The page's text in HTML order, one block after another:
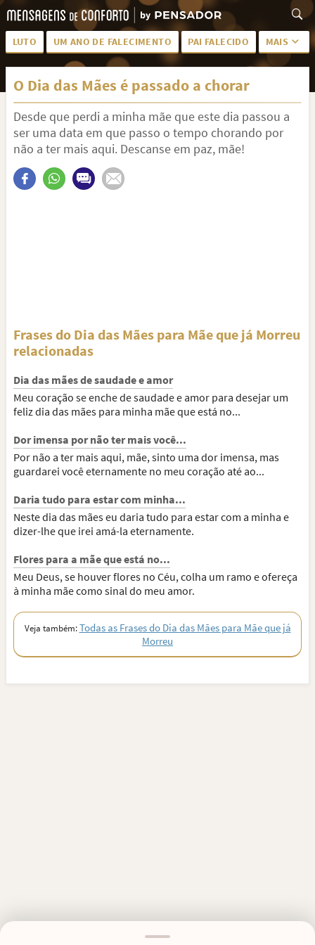
LUTO UM ANO DE FALECIMENTO PAI FALECIDO MAIS
LUTO PARA AMIGA PALAVRAS
PÊSAMES PARA AMIGA DESCANSE EM PAZ
MEUS SENTIMENTOS PÊSAMES PARA AMIGO
FRASES DE LUTO PARA AMIGO
O Dia das Mães é passado a chorar
Desde que perdi a minha mãe que este dia passou a
ser uma data em que passo o tempo chorando por
não a ter mais aqui. Descanse em paz, mãe!
Frases do Dia das Mães para Mãe que já Morreu
relacionadas
Dia das mães de saudade e amor
Meu coração se enche de saudade e amor para desejar um
feliz dia das mães para minha mãe que está no...
Dor imensa por não ter mais você...
Por não a ter mais aqui, mãe, sinto uma dor imensa, mas
guardarei você eternamente no meu coração até ao...
Daria tudo para estar com minha...
Neste dia das mães eu daria tudo para estar com a minha e
dizer-lhe que irei amá-la eternamente.
Flores para a mãe que está no...
Meu Deus, se houver flores no Céu, colha um ramo e ofereça
à minha mãe como sinal do meu amor.
Veja também:Todas as Frases do Dia das Mães para Mãe que já
Morreu